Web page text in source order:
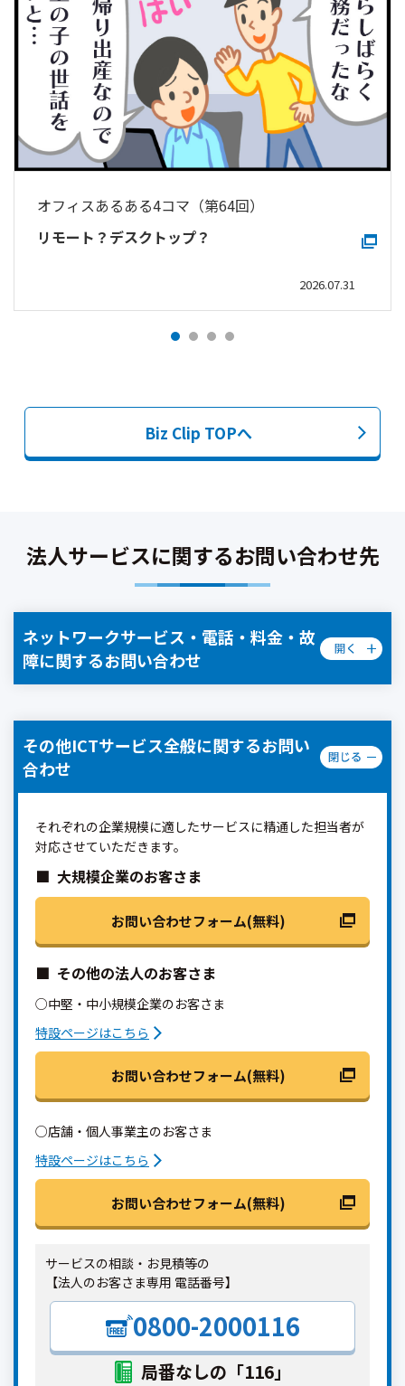
オフィスあるある4コマ（第64回）
リモート？デスクトップ？
2026.07.31
Biz Clip TOPへ
法人サービスに関するお問い合わせ先
ネットワークサービス・電話・料金・故
障に関するお問い合わせ
その他ICTサービス全般に関するお問い
合わせ
それぞれの企業規模に適したサービスに精通した担当者が
対応させていただきます。
大規模企業のお客さま
お問い合わせフォーム(無料)
その他の法人のお客さま
○中堅・中小規模企業のお客さま
特設ページはこちら
お問い合わせフォーム(無料)
○店舗・個人事業主のお客さま
特設ページはこちら
お問い合わせフォーム(無料)
サービスの相談・お見積等の
【法人のお客さま専用 電話番号】
0800-2000116
局番なしの「116」